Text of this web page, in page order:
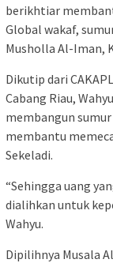
berikhtiar
Global wakaf,
Musholla Al-Iman,
Dikutip dari
Cabang Riau,
membangun
membantu
Sekeladi.
“Sehingga uang
dialihkan untuk
Wahyu.
Dipilihnya Musala